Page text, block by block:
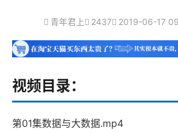
青年君上 2437 2019-06-17
视频目录：
第01集数据与大数据.mp4